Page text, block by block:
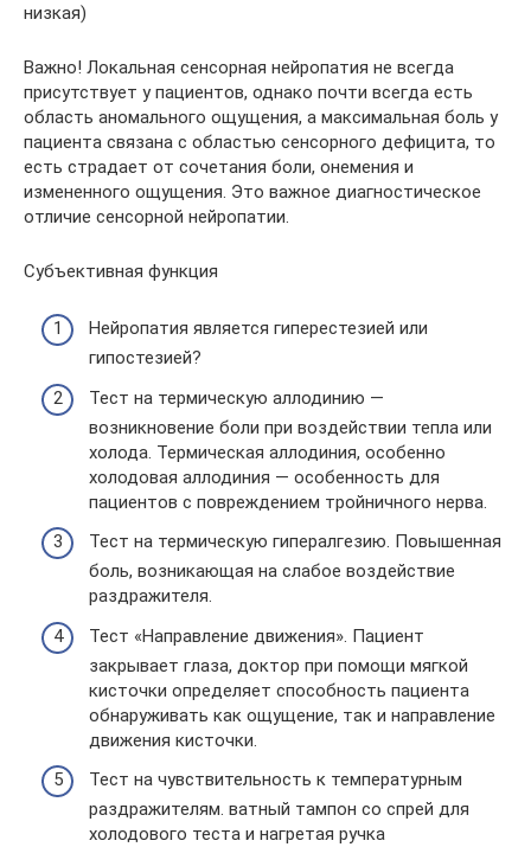
низкая)
Важно! Локальная сенсорная нейропатия не всегда
присутствует у пациентов, однако почти всегда есть
область аномального ощущения, а максимальная боль у
пациента связана с областью сенсорного дефицита, то
есть страдает от сочетания боли, онемения и
измененного ощущения. Это важное диагностическое
отличие сенсорной нейропатии.
Субъективная функция
Нейропатия является гиперестезией или
гипостезией?
Тест на термическую аллодинию —
возникновение боли при воздействии тепла или
холода. Термическая аллодиния, особенно
холодовая аллодиния — особенность для
пациентов с повреждением тройничного нерва.
Тест на термическую гипералгезию. Повышенная
боль, возникающая на слабое воздействие
раздражителя.
Тест «Направление движения». Пациент
закрывает глаза, доктор при помощи мягкой
кисточки определяет способность пациента
обнаруживать как ощущение, так и направление
движения кисточки.
Тест на чувствительность к температурным
раздражителям. ватный тампон со спрей для
холодового теста и нагретая ручка